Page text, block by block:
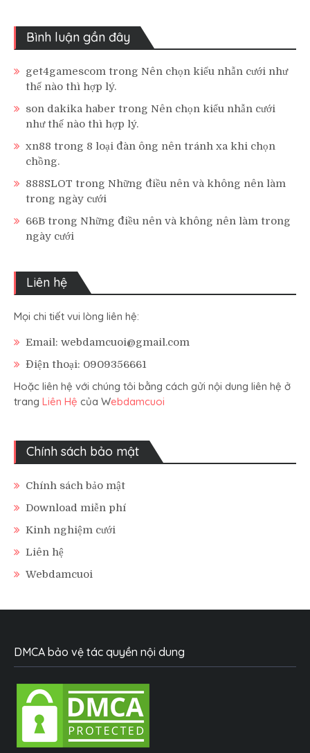
Bình luận gần đây
get4gamescom trong Nên chọn kiểu nhẫn cưới như
thế nào thì hợp lý.
son dakika haber trong Nên chọn kiểu nhẫn cưới
như thế nào thì hợp lý.
xn88 trong 8 loại đàn ông nên tránh xa khi chọn
chồng.
888SLOT trong Những điều nên và không nên làm
trong ngày cưới
66B trong Những điều nên và không nên làm trong
ngày cưới
Liên hệ
Mọi chi tiết vui lòng liên hệ:
Email: webdamcuoi@gmail.com
Điện thoại: 0909356661
Hoặc liên hệ với chúng tôi bằng cách gửi nội dung liên hệ ở
trang Liên Hệ của Webdamcuoi
Chính sách bảo mật
Chính sách bảo mật
Download miễn phí
Kinh nghiệm cưới
Liên hệ
Webdamcuoi
DMCA bảo vệ tác quyền nội dung